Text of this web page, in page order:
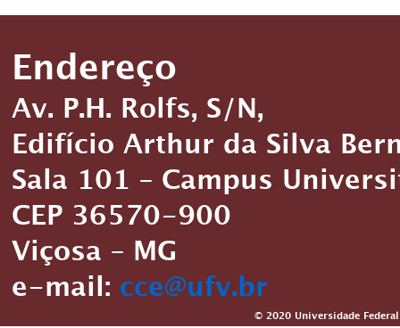
Endereço
Av. P.H. Rolfs, S/N,
Edifício Arthur da Silva
Sala 101 – Campus
CEP 36570-900
Viçosa – MG
e-mail: cce@ufv.br© 2020 Universidade